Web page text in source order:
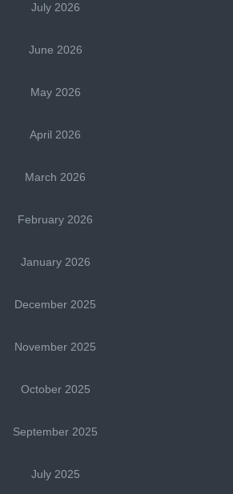
July 2026
June 2026
May 2026
April 2026
March 2026
February 2026
January 2026
December 2025
November 2025
October 2025
September 2025
July 2025